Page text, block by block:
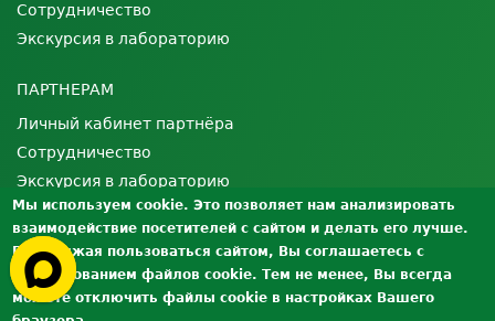
Сотрудничество
Экскурсия в лабораторию
ПАРТНЕРАМ
Личный кабинет партнёра
Сотрудничество
Экскурсия в лабораторию
О ЛАБОРАТОРИИ
Лицензии и сертификаты
Контроль качества
Мы используем cookie. Это позволяет нам анализировать
взаимодействие посетителей с сайтом и делать его лучше.
Продолжая пользоваться сайтом, Вы соглашаетесь с
использованием файлов cookie. Тем не менее, Вы всегда
можете отключить файлы cookie в настройках Вашего